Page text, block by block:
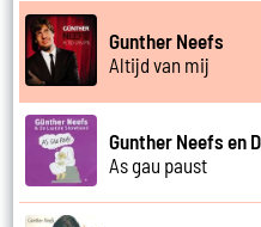
Gunther Neefs
Altijd van mij
Gunther Neefs en
As gau paust